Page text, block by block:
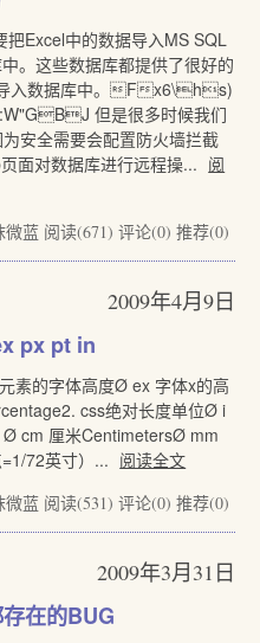
Excel中的数据导入MS SQL
。这些数据库都提供了很好的
导入数据库中。Fx6\hs)
但是很多时候我们
安全需要会配置防火墙拦截
面对数据库进行远程操... 阅
微蓝 阅读(671) 评论(0) 推荐(0)
2009年4月9日
px pt in
素的字体高度Ø ex 字体x的高
css绝对长度单位Ø i
cm 厘米CentimetersØ mm
72英寸）... 阅读全文
微蓝 阅读(531) 评论(0) 推荐(0)
2009年3月31日
在的BUG